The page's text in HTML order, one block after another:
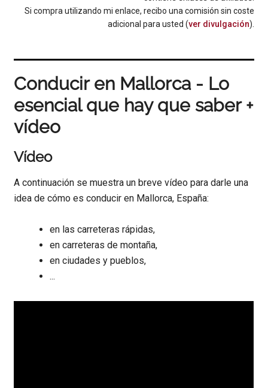
Si compra utilizando mi enlace, recibo una comisión sin coste
adicional para usted (ver divulgación).
Conducir en Mallorca - Lo
esencial que hay que saber +
vídeo
Vídeo
A continuación se muestra un breve vídeo para darle una
idea de cómo es conducir en Mallorca, España:
en las carreteras rápidas,
en carreteras de montaña,
en ciudades y pueblos,
...